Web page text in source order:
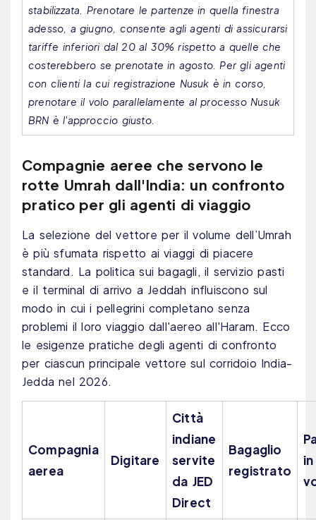
stabilizzata. Prenotare le partenze in quella finestra
adesso, a giugno, consente agli agenti di assicurarsi
tariffe inferiori dal 20 al 30% rispetto a quelle che
costerebbero se prenotate in agosto. Per gli agenti
con clienti la cui registrazione Nusuk è in corso,
prenotare il volo parallelamente al processo Nusuk
BRN è l'approccio giusto.
Compagnie aeree che servono le
rotte Umrah dall'India: un confronto
pratico per gli agenti di viaggio
La selezione del vettore per il volume dell’Umrah
è più sfumata rispetto ai viaggi di piacere
standard. La politica sui bagagli, il servizio pasti
e il terminal di arrivo a Jeddah influiscono sul
modo in cui i pellegrini completano senza
problemi il loro viaggio dall'aereo all'Haram. Ecco
le esigenze pratiche degli agenti di confronto
per ciascun principale vettore sul corridoio India-
Jedda nel 2026.
Compagnia
aerea
Digitare
Città
indiane
servite
da JED
Direct
Bagaglio
registrato
in